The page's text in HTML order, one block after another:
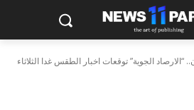
“الارصاد الجوية” توقعات اخبار الطقس غدا الثلاثاء